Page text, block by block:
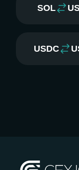
SOL
USDC